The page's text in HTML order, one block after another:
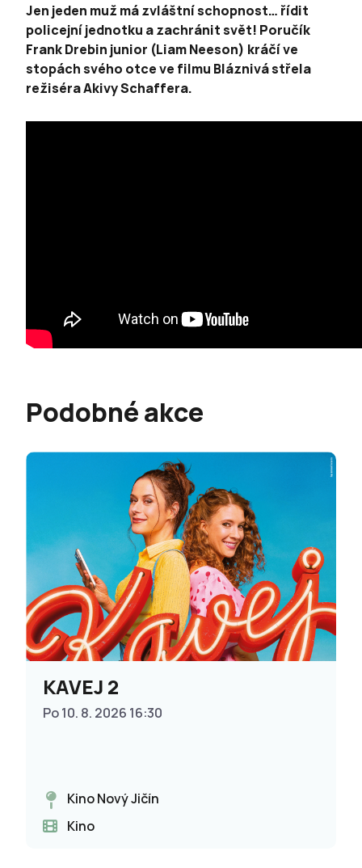
Jen jeden muž má zvláštní schopnost… řídit
policejní jednotku a zachránit svět! Poručík
Frank Drebin junior (Liam Neeson) kráčí ve
stopách svého otce ve filmu Bláznivá střela
režiséra Akivy Schaffera.
Podobné akce
KAVEJ 2
Po 10. 8. 2026 16:30
Kino Nový Jičín
Kino